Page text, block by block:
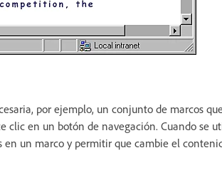
por ejemplo, un conjunto de marcos
clic en un botón de navegación. Cuando se
un marco y permitir que cambie el